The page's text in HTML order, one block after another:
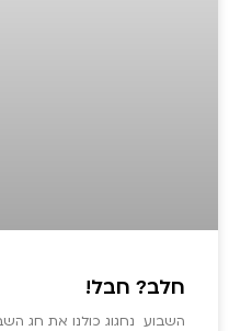
חלב? חבל!
השבוע נחגוג כולנו את חג